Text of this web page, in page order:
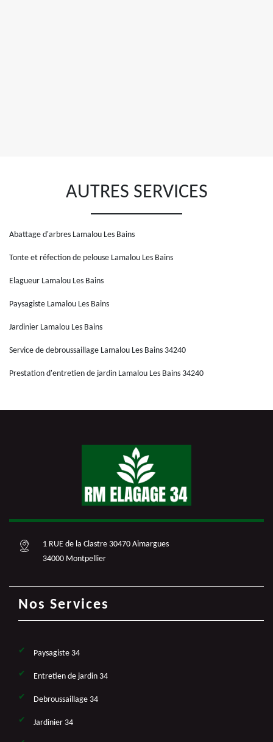
AUTRES SERVICES
Abattage d'arbres Lamalou Les Bains
Tonte et réfection de pelouse Lamalou Les Bains
Elagueur Lamalou Les Bains
Paysagiste Lamalou Les Bains
Jardinier Lamalou Les Bains
Service de debroussaillage Lamalou Les Bains 34240
Prestation d'entretien de jardin Lamalou Les Bains 34240
1 RUE de la Clastre 30470 Aimargues
34000 Montpellier
Nos Services
Paysagiste 34
Entretien de jardin 34
Debroussaillage 34
Jardinier 34